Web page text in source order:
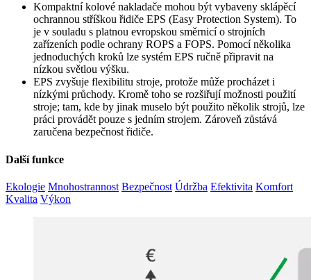
Kompaktní kolové nakladače mohou být vybaveny sklápěcí
ochrannou stříškou řidiče EPS (Easy Protection System). To
je v souladu s platnou evropskou směrnicí o strojních
zařízeních podle ochrany ROPS a FOPS. Pomocí několika
jednoduchých kroků lze systém EPS ručně připravit na
nízkou světlou výšku.
EPS zvyšuje flexibilitu stroje, protože může procházet i
nízkými průchody. Kromě toho se rozšiřují možnosti použití
stroje; tam, kde by jinak muselo být použito několik strojů, lze
práci provádět pouze s jedním strojem. Zároveň zůstává
zaručena bezpečnost řidiče.
Další funkce
Ekologie Mnohostrannost Bezpečnost Údržba Efektivita Komfort
Kvalita Výkon